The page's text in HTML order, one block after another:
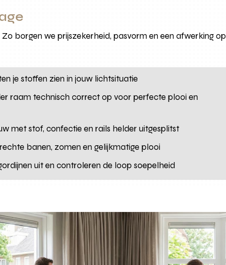
borgen we prijszekerheid, pasvorm en een afwerking op
je stoffen zien in jouw lichtsituatie
raam technisch correct op voor perfecte plooi en
met stof, confectie en rails helder uitgesplitst
banen, zomen en gelijkmatige plooi
uit en controleren de loop soepelheid